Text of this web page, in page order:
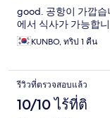
good. 공항이 가깝습
에서 식사가 가능합
KUNBO, ทริป 1 คืน
รีวิวที่ตรวจสอบแล้ว
10/10 ไร้ที่ติ